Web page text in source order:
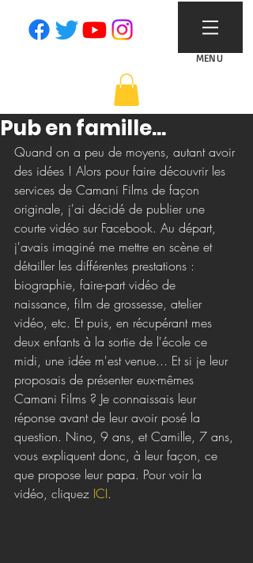
MENU
Pub en famille...
Quand on a peu de moyens, autant avoir
des idées ! Alors pour faire découvrir les
services de Camani Films de façon
originale, j'ai décidé de publier une
courte vidéo sur Facebook. Au départ,
j'avais imaginé me mettre en scène et
détailler les différentes prestations :
biographie, faire-part vidéo de
naissance, film de grossesse, atelier
vidéo, etc. Et puis, en récupérant mes
deux enfants à la sortie de l'école ce
midi, une idée m'est venue... Et si je leur
proposais de présenter eux-mêmes
Camani Films ? Je connaissais leur
réponse avant de leur avoir posé la
question. Nino, 9 ans, et Camille, 7 ans,
vous expliquent donc, à leur façon, ce
que propose leur papa. Pour voir la
vidéo, cliquez ICI.